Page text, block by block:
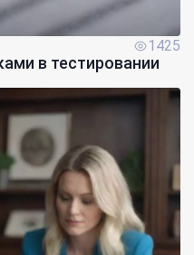
1425
в тестировании